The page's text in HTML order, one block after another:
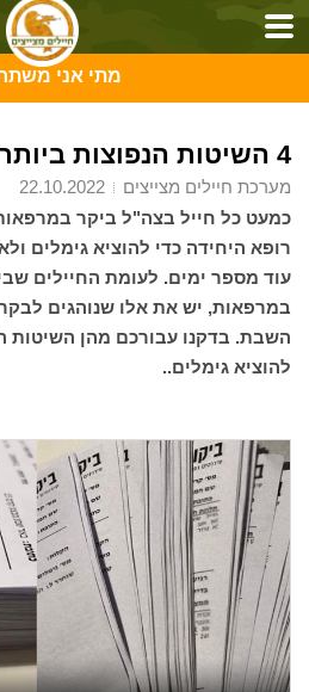
מתי אני
4 השיטות הנפוצות ביותר להוצאת גימלים
מערכת חיילים מצייצים
כמעט כל חייל בצה"ל ביקר
רופא היחידה כדי להוציא גימלים
עוד מספר ימים. לעומת החיילים
במרפאות, יש את אלו שנוהגים
השבת. בדקנו עבורכם מהן השיטות
להוציא גימלים..